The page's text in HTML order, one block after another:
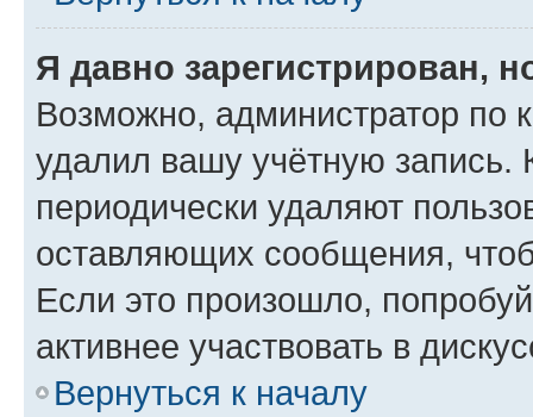
Я давно зарегистрирован,
Возможно, администратор по
удалил вашу учётную запись.
периодически удаляют
оставляющих сообщения,
Если это произошло,
активнее участвовать в
Вернуться к началу